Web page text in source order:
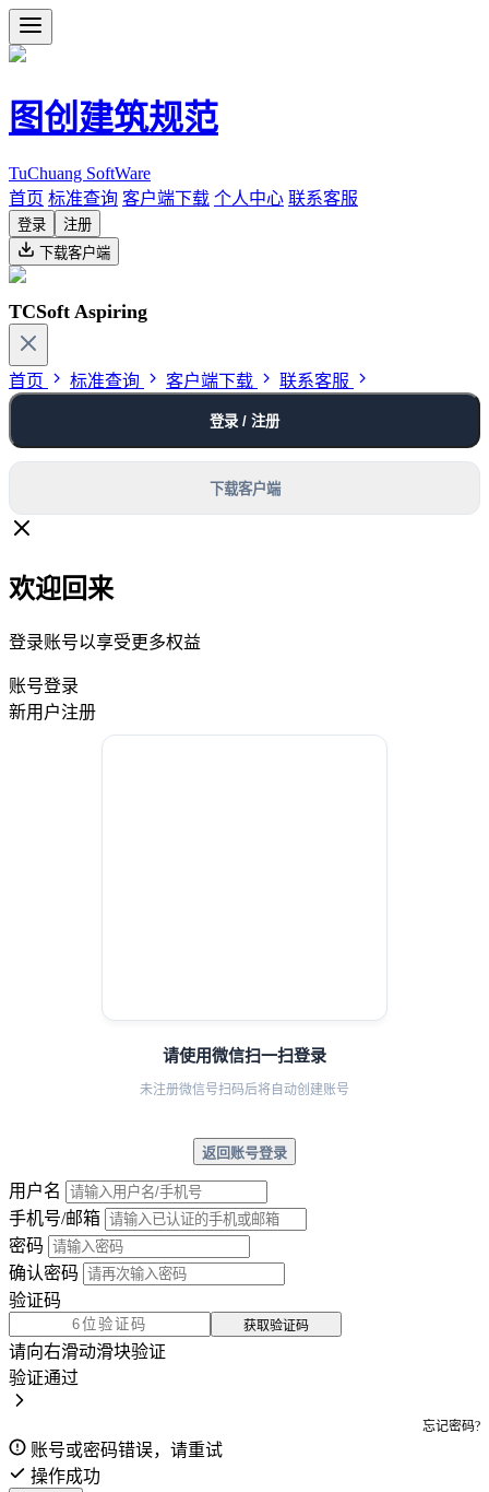
图创建筑规范
TuChuang SoftWare
首页 标准查询 客户端下载 个人中心 联系客服
登录
注册
下载客户端
TCSoft Aspiring
首页 标准查询 客户端下载 联系客服
登录 / 注册
下载客户端
欢迎回来
登录账号以享受更多权益
账号登录
新用户注册
请使用微信扫一扫登录
未注册微信号扫码后将自动创建账号
返回账号登录
用户名
手机号/邮箱
密码
确认密码
验证码
获取验证码
请向右滑动滑块验证
验证通过
忘记密码?
账号或密码错误，请重试
操作成功